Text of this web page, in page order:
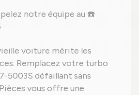
notre équipe au ☎️
voiture mérite les
Remplacez votre turbo
5003S défaillant sans
vous offre une